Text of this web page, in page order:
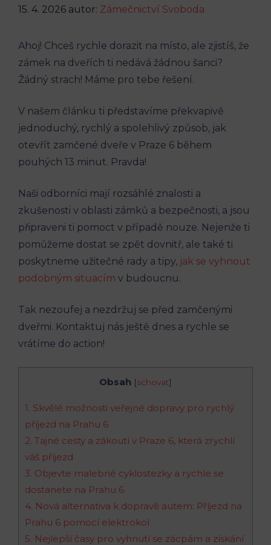
15. 4. 2026 autor: Zámečnictví Svoboda
Ahoj! Chceš rychle dorazit na ‌místo, ⁢ale zjistíš, že‌
zámek na‌ dveřích ti nedává žádnou šanci?
Žádný​ strach! Máme pro tebe řešení.
V našem článku ti představíme překvapivě ​
jednoduchý, rychlý a spolehlivý ⁣způsob, jak
otevřít⁤ zamčené dveře v Praze 6 během
pouhých ​13 minut. Pravda!
Naši odborníci mají rozsáhlé‌ znalosti a
zkušenosti v oblasti zámků a bezpečnosti, a jsou
připraveni ti pomoct v případě⁣ nouze. Nejenže ti⁣
pomůžeme dostat⁣ se zpět dovnitř, ale ⁢také ​ti
poskytneme užitečné ⁤rady a tipy, jak se⁤ vyhnout⁣
podobným situacím v budoucnu.
Tak nezoufej a nezdržuj se před zamčenými
dveřmi. ⁤Kontaktuj nás ‌ještě dnes a rychle se
vrátíme ⁣do action!
Obsah [schovat]
1. Skvělé možnosti veřejné dopravy pro rychlý⁢
příjezd na Prahu 6
2. Tajné cesty a zákoutí v Praze 6, která zrychlí
váš příjezd
3. Objevte malebné cyklostezky a rychle‌ se
dostanete na Prahu 6
4. Nová ⁣alternativa k dopravě autem: Příjezd na
Prahu 6 pomocí elektrokol
5. Nejlepší časy pro vyhnutí se zácpám a získání